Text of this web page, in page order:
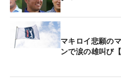
マキロイ悲願の
ンで涙の雄叫び【